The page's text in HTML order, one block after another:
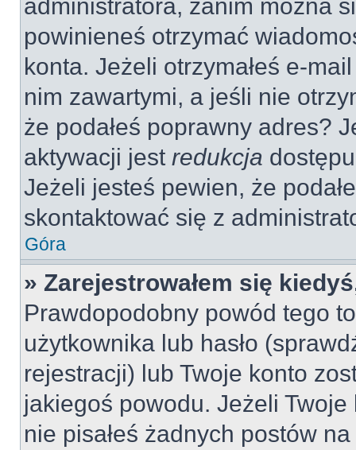
administratora, zanim można
powinieneś otrzymać
konta. Jeżeli otrzymałeś e-
nim zawartymi, a jeśli nie
że podałeś poprawny adres?
aktywacji jest redukcja
Jeżeli jesteś pewien, że
skontaktować się z
Góra
» Zarejestrowałem się
Prawdopodobny powód tego
użytkownika lub hasło
rejestracji) lub Twoje konto
jakiegoś powodu. Jeżeli
nie pisałeś żadnych postów